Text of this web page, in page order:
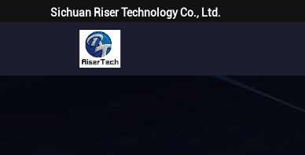
Sichuan Riser Technology Co., Ltd.